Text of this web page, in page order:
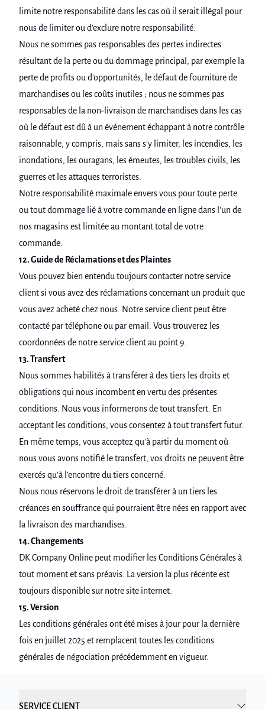
limite notre responsabilité dans les cas où il serait illégal pour
nous de limiter ou d'exclure notre responsabilité.
Nous ne sommes pas responsables des pertes indirectes
résultant de la perte ou du dommage principal, par exemple la
perte de profits ou d'opportunités, le défaut de fourniture de
marchandises ou les coûts inutiles ; nous ne sommes pas
responsables de la non-livraison de marchandises dans les cas
où le défaut est dû à un événement échappant à notre contrôle
raisonnable, y compris, mais sans s'y limiter, les incendies, les
inondations, les ouragans, les émeutes, les troubles civils, les
guerres et les attaques terroristes.
Notre responsabilité maximale envers vous pour toute perte
ou tout dommage lié à votre commande en ligne dans l'un de
nos magasins est limitée au montant total de votre
commande.
12. Guide de Réclamations et des Plaintes
Vous pouvez bien entendu toujours contacter notre service
client si vous avez des réclamations concernant un produit que
vous avez acheté chez nous. Notre service client peut être
contacté par téléphone ou par email. Vous trouverez les
coordonnées de notre service client au point 9.
13. Transfert
Nous sommes habilités à transférer à des tiers les droits et
obligations qui nous incombent en vertu des présentes
conditions. Nous vous informerons de tout transfert. En
acceptant les conditions, vous consentez à tout transfert futur.
En même temps, vous acceptez qu'à partir du moment où
nous vous avons notifié le transfert, vos droits ne peuvent être
exercés qu'à l'encontre du tiers concerné.
Nous nous réservons le droit de transférer à un tiers les
créances en souffrance qui pourraient être nées en rapport avec
la livraison des marchandises.
14. Changements
DK Company Online peut modifier les Conditions Générales à
tout moment et sans préavis. La version la plus récente est
toujours disponible sur notre site internet.
15. Version
Les conditions générales ont été mises à jour pour la dernière
fois en juillet 2025 et remplacent toutes les conditions
générales de négociation précédemment en vigueur.
SERVICE CLIENT